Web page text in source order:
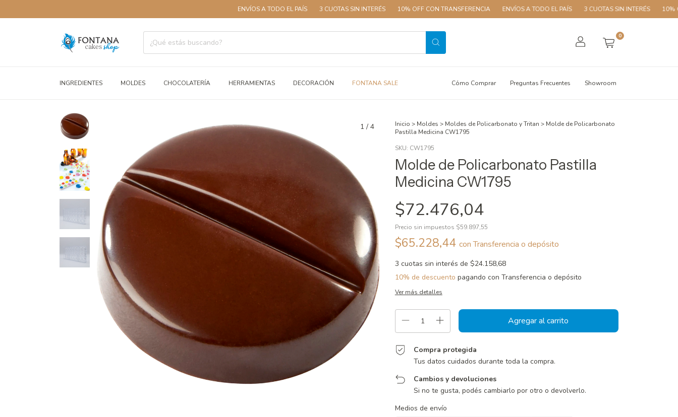
ENVÍOS A TODO EL PAÍS 3 CUOTAS SIN INTERÉS 10% OFF CON TRANSFERENCIA ENVÍOS A TODO EL PAÍS 3 CUOTAS SIN INTERÉS 10% OFF CON
0
INGREDIENTES MOLDES CHOCOLATERÍA HERRAMIENTAS DECORACIÓN FONTANA SALE Cómo Comprar Preguntas Frecuentes Showroom
1 / 4 Inicio > Moldes > Moldes de Policarbonato y Tritan > Molde de Policarbonato
Pastilla Medicina CW1795
SKU: CW1795
Molde de Policarbonato Pastilla
Medicina CW1795
$72.476,04
Precio sin impuestos $59.897,55
$65.228,44 con Transferencia o depósito
3 cuotas sin interés de $24.158,68
10% de descuento pagando con Transferencia o depósito
Ver más detalles
Compra protegida
Tus datos cuidados durante toda la compra.
Cambios y devoluciones
Si no te gusta, podés cambiarlo por otro o devolverlo.
Entregas para el CP:
Medios de envío